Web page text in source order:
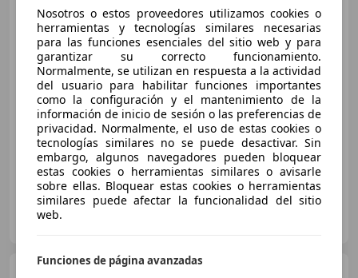
€ 19.690
Preciojusto
08/2021 132.626 km
Electro/Gasolina
160 kW (218 CV)
DREAM CARS
ES-28982 PARLA
Nosotros o estos proveedores utilizamos cookies o
herramientas y tecnologías similares necesarias
para las funciones esenciales del sitio web y para
garantizar su correcto funcionamiento.
Normalmente, se utilizan en respuesta a la actividad
del usuario para habilitar funciones importantes
como la configuración y el mantenimiento de la
información de inicio de sesión o las preferencias de
privacidad. Normalmente, el uso de estas cookies o
tecnologías similares no se puede desactivar. Sin
embargo, algunos navegadores pueden bloquear
estas cookies o herramientas similares o avisarle
sobre ellas. Bloquear estas cookies o herramientas
similares puede afectar la funcionalidad del sitio
web.
Funciones de página avanzadas